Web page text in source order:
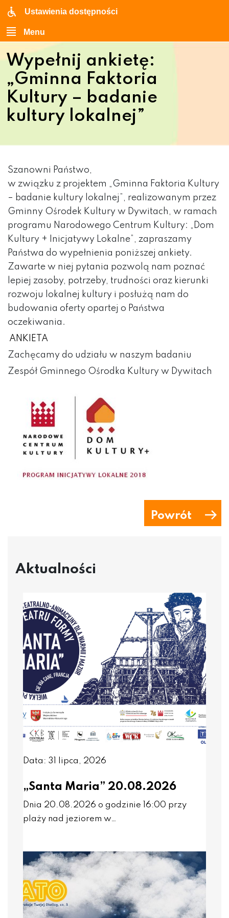
Ustawienia dostępności
Menu
Wypełnij ankietę:
„Gminna Faktoria
Kultury – badanie
kultury lokalnej”
Szanowni Państwo,
w związku z projektem „Gminna Faktoria Kultury
– badanie kultury lokalnej”, realizowanym przez
Gminny Ośrodek Kultury w Dywitach, w ramach
programu Narodowego Centrum Kultury: „Dom
Kultury + Inicjatywy Lokalne”, zapraszamy
Państwa do wypełnienia poniższej ankiety.
Zawarte w niej pytania pozwolą nam poznać
lepiej zasoby, potrzeby, trudności oraz kierunki
rozwoju lokalnej kultury i posłużą nam do
budowania oferty opartej o Państwa
oczekiwania.
ANKIETA
Zachęcamy do udziału w naszym badaniu
Zespół Gminnego Ośrodka Kultury w Dywitach
Powrót
Aktualności
Data: 31 lipca, 2026
„Santa Maria” 20.08.2026
Dnia 20.08.2026 o godzinie 16:00 przy
plaży nad jeziorem w…